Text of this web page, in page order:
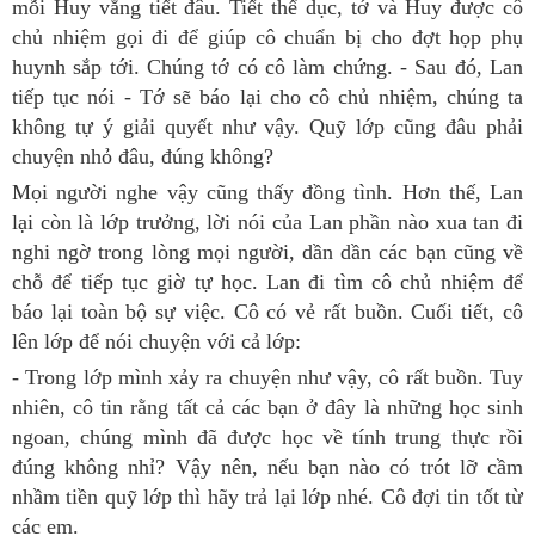
mỗi Huy vắng tiết đâu. Tiết thể dục, tớ và Huy được cô
chủ nhiệm gọi đi để giúp cô chuẩn bị cho đợt họp phụ
huynh sắp tới. Chúng tớ có cô làm chứng. - Sau đó, Lan
tiếp tục nói - Tớ sẽ báo lại cho cô chủ nhiệm, chúng ta
không tự ý giải quyết như vậy. Quỹ lớp cũng đâu phải
chuyện nhỏ đâu, đúng không?
Mọi người nghe vậy cũng thấy đồng tình. Hơn thế, Lan
lại còn là lớp trưởng, lời nói của Lan phần nào xua tan đi
nghi ngờ trong lòng mọi người, dần dần các bạn cũng về
chỗ để tiếp tục giờ tự học. Lan đi tìm cô chủ nhiệm để
báo lại toàn bộ sự việc. Cô có vẻ rất buồn. Cuối tiết, cô
lên lớp để nói chuyện với cả lớp:
- Trong lớp mình xảy ra chuyện như vậy, cô rất buồn. Tuy
nhiên, cô tin rằng tất cả các bạn ở đây là những học sinh
ngoan, chúng mình đã được học về tính trung thực rồi
đúng không nhỉ? Vậy nên, nếu bạn nào có trót lỡ cầm
nhầm tiền quỹ lớp thì hãy trả lại lớp nhé. Cô đợi tin tốt từ
các em.